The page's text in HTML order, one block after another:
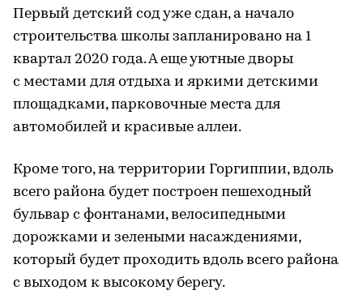
Первый детский сод уже сдан, а начало
строительства школы запланировано на 1
квартал 2020 года. А еще уютные дворы
с местами для отдыха и яркими детскими
площадками, парковочные места для
автомобилей и красивые аллеи.
Кроме того, на территории Горгиппии, вдоль
всего района будет построен пешеходный
бульвар с фонтанами, велосипедными
дорожками и зелеными насаждениями,
который будет проходить вдоль всего района
с выходом к высокому берегу.